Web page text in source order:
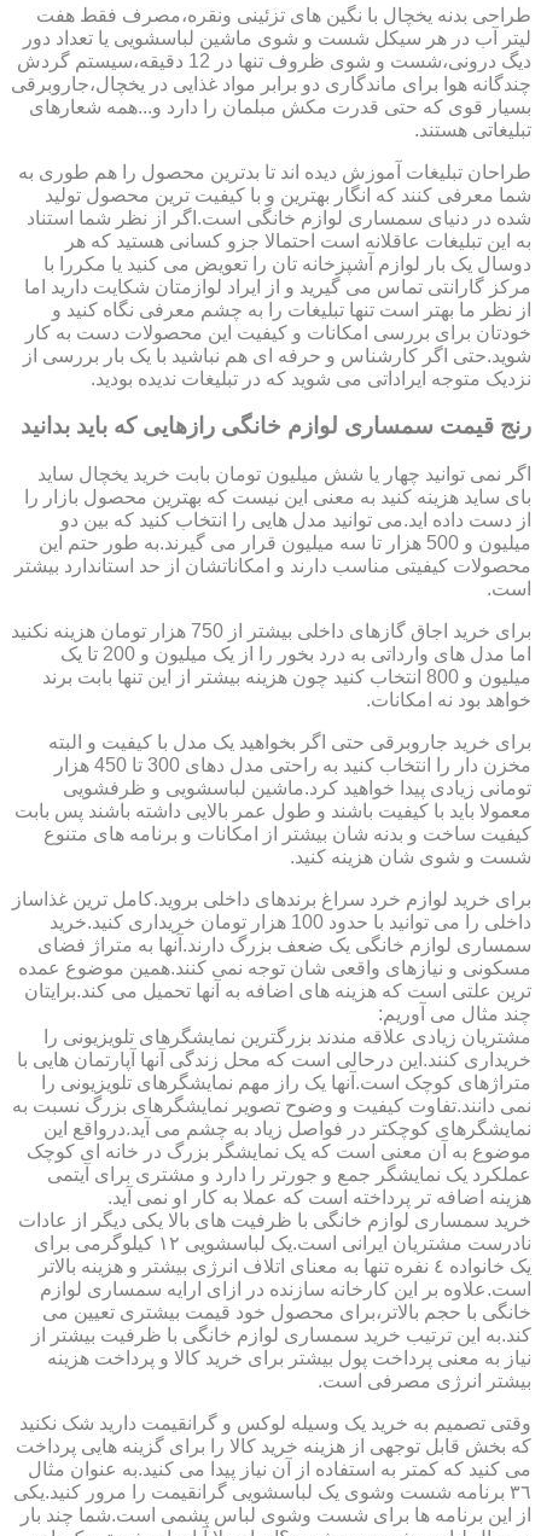
طراحی بدنه یخچال با نگین های تزئینی ونقره،مصرف فقط هفت
لیتر آب در هر سیکل شست و شوی ماشین لباسشویی یا تعداد دور
دیگ درونی،شست و شوی ظروف تنها در 12 دقیقه،سیستم گردش
چندگانه هوا برای ماندگاری دو برابر مواد غذایی در یخچال،جاروبرقی
بسیار قوی که حتی قدرت مکش مبلمان را دارد و...همه شعارهای
تبلیغاتی هستند.
طراحان تبلیغات آموزش دیده اند تا بدترین محصول را هم طوری به
شما معرفی کنند که انگار بهترین و با کیفیت ترین محصول تولید
شده در دنیای سمساری لوازم خانگی است.اگر از نظر شما استناد
به این تبلیغات عاقلانه است احتمالا جزو کسانی هستید که هر
دوسال یک بار لوازم آشپزخانه تان را تعویض می کنید یا مکررا با
مرکز گارانتی تماس می گیرید و از ایراد لوازمتان شکایت دارید اما
از نظر ما بهتر است تنها تبلیغات را به چشم معرفی نگاه کنید و
خودتان برای بررسی امکانات و کیفیت این محصولات دست به کار
شوید.حتی اگر کارشناس و حرفه ای هم نباشید با یک بار بررسی از
نزدیک متوجه ایراداتی می شوید که در تبلیغات ندیده بودید.
رنج قیمت سمساری لوازم خانگی رازهایی که باید بدانید
اگر نمی توانید چهار یا شش میلیون تومان بابت خرید یخچال ساید
بای ساید هزینه کنید به معنی این نیست که بهترین محصول بازار را
از دست داده اید.می توانید مدل هایی را انتخاب کنید که بین دو
میلیون و 500 هزار تا سه میلیون قرار می گیرند.به طور حتم این
محصولات کیفیتی مناسب دارند و امکاناتشان از حد استاندارد بیشتر
است.
برای خرید اجاق گازهای داخلی بیشتر از 750 هزار تومان هزینه نکنید
اما مدل های وارداتی به درد بخور را از یک میلیون و 200 تا یک
میلیون و 800 انتخاب کنید چون هزینه بیشتر از این تنها بابت برند
خواهد بود نه امکانات.
برای خرید جاروبرقی حتی اگر بخواهید یک مدل با کیفیت و البته
مخزن دار را انتخاب کنید به راحتی مدل دهای 300 تا 450 هزار
تومانی زیادی پیدا خواهید کرد.ماشین لباسشویی و ظرفشویی
معمولا باید با کیفیت باشند و طول عمر بالایی داشته باشند پس بابت
کیفیت ساخت و بدنه شان بیشتر از امکانات و برنامه های متنوع
شست و شوی شان هزینه کنید.
برای خرید لوازم خرد سراغ برندهای داخلی بروید.کامل ترین غذاساز
داخلی را می توانید با حدود 100 هزار تومان خریداری کنید.خرید
سمساری لوازم خانگی یک ضعف بزرگ دارند.آنها به متراژ فضای
مسکونی و نیازهای واقعی شان توجه نمی کنند.همین موضوع عمده
ترین علتی است که هزینه های اضافه به آنها تحمیل می کند.برایتان
چند مثال می آوریم:
مشتریان زیادی علاقه مندند بزرگترین نمایشگرهای تلویزیونی را
خریداری کنند.این درحالی است که محل زندگی آنها آپارتمان هایی با
متراژهای کوچک است.آنها یک راز مهم نمایشگرهای تلویزیونی را
نمی دانند.تفاوت کیفیت و وضوح تصویر نمایشگرهای بزرگ نسبت به
نمایشگرهای کوچکتر در فواصل زیاد به چشم می آید.درواقع این
موضوع به آن معنی است که یک نمایشگر بزرگ در خانه ای کوچک
عملکرد یک نمایشگر جمع و جورتر را دارد و مشتری برای آیتمی
هزینه اضافه تر پرداخته است که عملا به کار او نمی آید.
خرید سمساری لوازم خانگی با ظرفیت های بالا یکی دیگر از عادات
نادرست مشتریان ایرانی است.یک لباسشویی ١٢ کیلوگرمی برای
یک خانواده ٤ نفره تنها به معنای اتلاف انرژی بیشتر و هزینه بالاتر
است.علاوه بر این کارخانه سازنده در ازای ارایه سمساری لوازم
خانگی با حجم بالاتر،برای محصول خود قیمت بیشتری تعیین می
کند.به این ترتیب خرید سمساری لوازم خانگی با ظرفیت بیشتر از
نیاز به معنی پرداخت پول بیشتر برای خرید کالا و پرداخت هزینه
بیشتر انرژی مصرفی است.
وقتی تصمیم به خرید یک وسیله لوکس و گرانقیمت دارید شک نکنید
که بخش قابل توجهی از هزینه خرید کالا را برای گزینه هایی پرداخت
می کنید که کمتر به استفاده از آن نیاز پیدا می کنید.به عنوان مثال
٣٦ برنامه شست وشوی یک لباسشویی گرانقیمت را مرور کنید.یکی
از این برنامه ها برای شست وشوی لباس پشمی است.شما چند بار